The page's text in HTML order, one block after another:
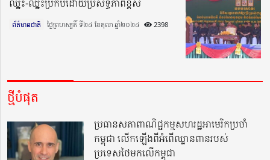
ឈ្នះ-ឈ្នះប្រកបដោយប្រសិទ្ធភាពខ្ពស់
ព័ត៌មានជាតិ ថ្ងៃព្រហស្បតិ៍ ទី២៤ ខែតុលា ឆ្នាំ២០២៤​ 2398
ថ្មីបំផុត
ប្រធានសភាពាណិជ្ជកម្មសហរដ្ឋអាមេរិកប្រចាំ
កម្ពុជា លើកឡើងពីអំពើឈ្លានពានរបស់
ប្រទេសថៃមកលើកម្ពុជា